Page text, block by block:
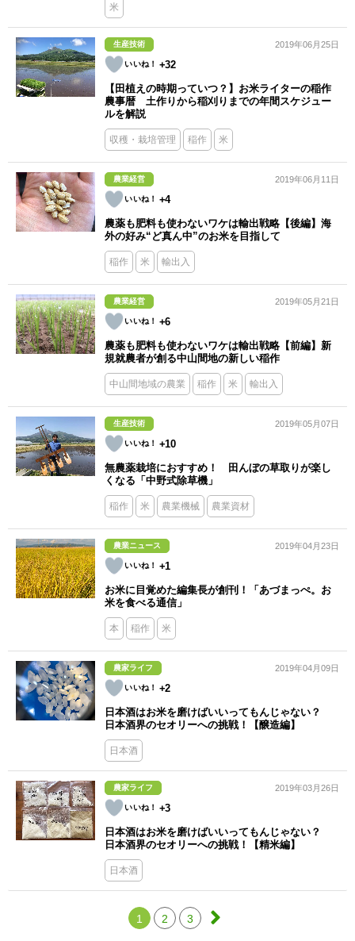
米
生産技術
+32
2019年06月25日
【田植えの時期っていつ？】お米ライターの稲作
農事暦 土作りから稲刈りまでの年間スケジュー
ルを解説
収穫・栽培管理 稲作 米
農業経営
+4
2019年06月11日
農薬も肥料も使わないワケは輸出戦略【後編】海
外の好み“ど真ん中”のお米を目指して
稲作 米 輸出入
農業経営
+6
2019年05月21日
農薬も肥料も使わないワケは輸出戦略【前編】新
規就農者が創る中山間地の新しい稲作
中山間地域の農業 稲作 米 輸出入
生産技術
+10
2019年05月07日
無農薬栽培におすすめ！ 田んぼの草取りが楽し
くなる「中野式除草機」
稲作 米 農業機械 農業資材
農業ニュース
+1
2019年04月23日
お米に目覚めた編集長が創刊！「あづまっぺ。お
米を食べる通信」
本 稲作 米
農家ライフ
+2
2019年04月09日
日本酒はお米を磨けばいいってもんじゃない？
日本酒界のセオリーへの挑戦！【醸造編】
日本酒
農家ライフ
+3
2019年03月26日
日本酒はお米を磨けばいいってもんじゃない？
日本酒界のセオリーへの挑戦！【精米編】
日本酒
1 2 3